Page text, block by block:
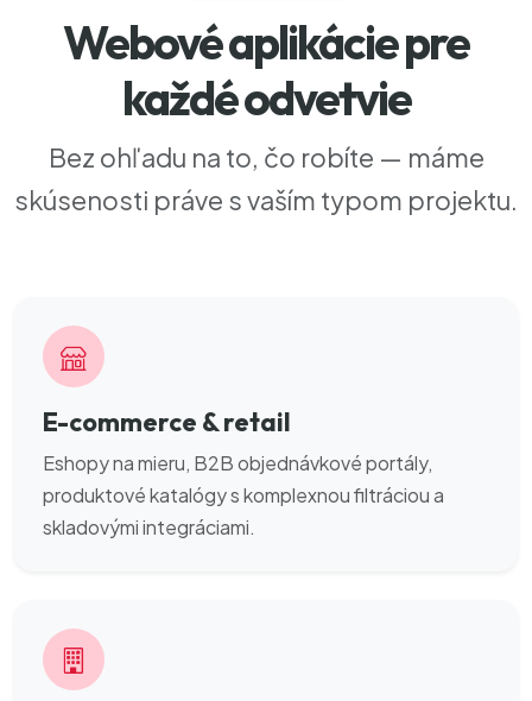
Webové aplikácie pre
každé odvetvie
Bez ohľadu na to, čo robíte — máme
skúsenosti práve s vaším typom projektu.
E-commerce & retail
Eshopy na mieru, B2B objednávkové portály,
produktové katalógy s komplexnou filtráciou a
skladovými integráciami.